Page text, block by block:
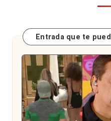
Entrada que te